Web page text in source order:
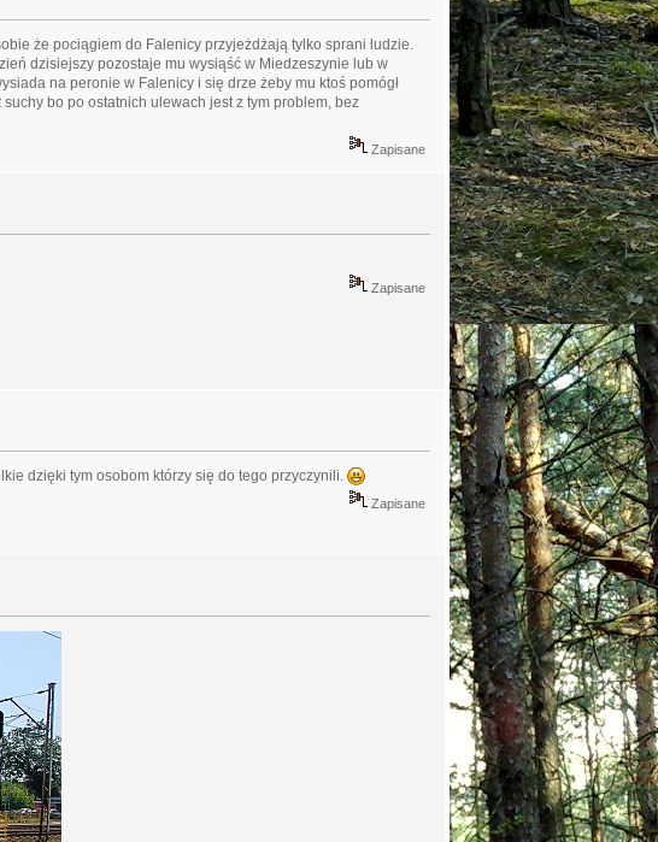
że pociągiem do Falenicy przyjeżdżają tylko sprani ludzie.
dzisiejszy pozostaje mu wysiąść w Miedzeszynie lub w
na peronie w Falenicy i się drze żeby mu ktoś pomógł
bo po ostatnich ulewach jest z tym problem, bez
Zapisane
Zapisane
dzięki tym osobom którzy się do tego przyczynili.
Zapisane